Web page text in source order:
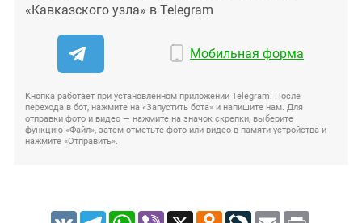
«Кавказского узла» в Telegram
Мобильная форма
Кнопка работает при установленном приложении Telegram. После
перехода в бот, нажмите на «Запустить бота» и напишите нам. Для
отправки фото и видео — нажмите на значок скрепки, выберите
функцию «Файл», затем отметьте фото или видео в памяти устройства и
нажмите «Отправить».
VK TelegramWhatsApp
Viber X Odnoklassniki
LiveJournal
Email Print